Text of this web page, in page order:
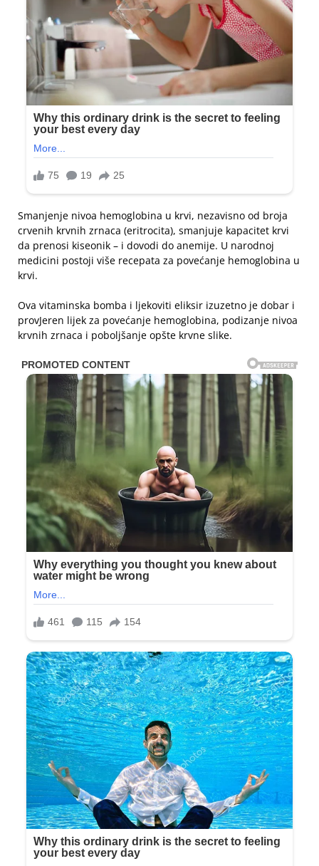
Smanjenje nivoa hemoglobina u krvi, nezavisno od broja
crvenih krvnih zrnaca (eritrocita), smanjuje kapacitet krvi
da prenosi kiseonik – i dovodi do anemije. U narodnoj
medicini postoji više recepata za povećanje hemoglobina u
krvi.
Ova vitaminska bomba i ljekoviti eliksir izuzetno je dobar i
provJeren lijek za povećanje hemoglobina, podizanje nivoa
krvnih zrnaca i poboljšanje opšte krvne slike.